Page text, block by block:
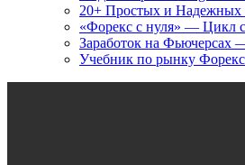
20+ Простых и Надежных
«Форекс с нуля» — Цикл
Заработок на
Учебник по рынку